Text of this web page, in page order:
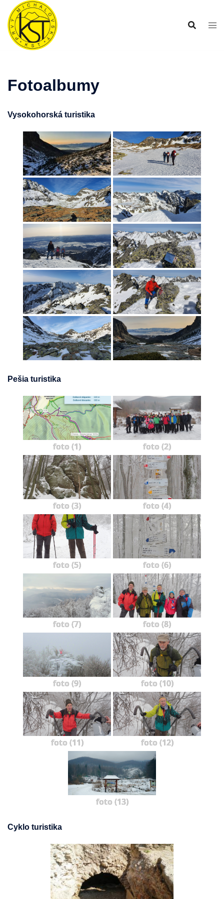
Preskočiť
obsah
Fotoalbumy
Vysokohorská turistika
Pešia turistika
foto (1) foto (2)
foto (3) foto (4)
foto (5) foto (6)
foto (7) foto (8)
foto (9) foto (10)
foto (11) foto (12)
foto (13)
Cyklo turistika